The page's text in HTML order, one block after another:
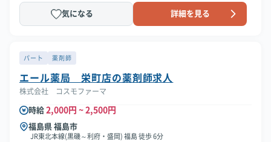
気になる 詳細を見る
パート 薬剤師
エール薬局 栄町店の薬剤師求人
株式会社 コスモファーマ
時給 2,000円 ~ 2,500円
福島県 福島市
JR東北本線(黒磯～利府・盛岡) 福島 徒歩 6分